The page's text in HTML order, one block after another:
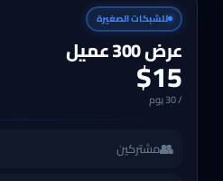
للشبكات الصغيرة
عرض 300 عميل
$15/
30يوم
👥مشتركين